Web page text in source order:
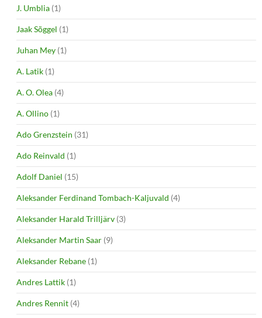
J. Umblia (1)
Jaak Sõggel (1)
Juhan Mey (1)
A. Latik (1)
A. O. Olea (4)
A. Ollino (1)
Ado Grenzstein (31)
Ado Reinvald (1)
Adolf Daniel (15)
Aleksander Ferdinand Tombach-Kaljuvald (4)
Aleksander Harald Trilljärv (3)
Aleksander Martin Saar (9)
Aleksander Rebane (1)
Andres Lattik (1)
Andres Rennit (4)